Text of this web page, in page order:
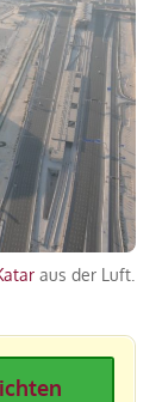
aus der Luft.